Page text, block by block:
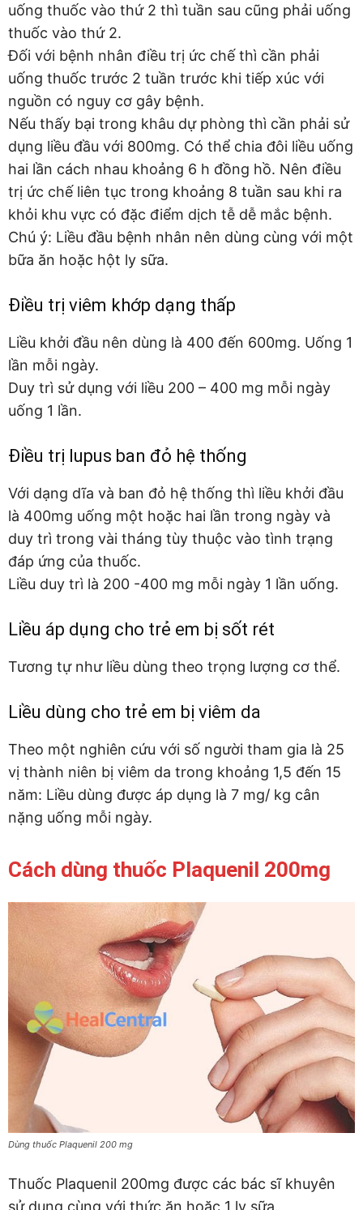
uống thuốc vào thứ 2 thì tuần sau cũng phải uống
thuốc vào thứ 2.
Đối với bệnh nhân điều trị ức chế thì cần phải
uống thuốc trước 2 tuần trước khi tiếp xúc với
nguồn có nguy cơ gây bệnh.
Nếu thấy bại trong khâu dự phòng thì cần phải sử
dụng liều đầu với 800mg. Có thể chia đôi liều uống
hai lần cách nhau khoảng 6 h đồng hồ. Nên điều
trị ức chế liên tục trong khoảng 8 tuần sau khi ra
khỏi khu vực có đặc điểm dịch tễ dễ mắc bệnh.
Chú ý: Liều đầu bệnh nhân nên dùng cùng với một
bữa ăn hoặc hột ly sữa.
Điều trị viêm khớp dạng thấp
Liều khởi đầu nên dùng là 400 đến 600mg. Uống 1
lần mỗi ngày.
Duy trì sử dụng với liều 200 – 400 mg mỗi ngày
uống 1 lần.
Điều trị lupus ban đỏ hệ thống
Với dạng dĩa và ban đỏ hệ thống thì liều khởi đầu
là 400mg uống một hoặc hai lần trong ngày và
duy trì trong vài tháng tùy thuộc vào tình trạng
đáp ứng của thuốc.
Liều duy trì là 200 -400 mg mỗi ngày 1 lần uống.
Liều áp dụng cho trẻ em bị sốt rét
Tương tự như liều dùng theo trọng lượng cơ thể.
Liều dùng cho trẻ em bị viêm da
Theo một nghiên cứu với số người tham gia là 25
vị thành niên bị viêm da trong khoảng 1,5 đến 15
năm: Liều dùng được áp dụng là 7 mg/ kg cân
nặng uống mỗi ngày.
Cách dùng thuốc Plaquenil 200mg
Dùng thuốc Plaquenil 200 mg
Thuốc Plaquenil 200mg được các bác sĩ khuyên
sử dụng cùng với thức ăn hoặc 1 ly sữa.